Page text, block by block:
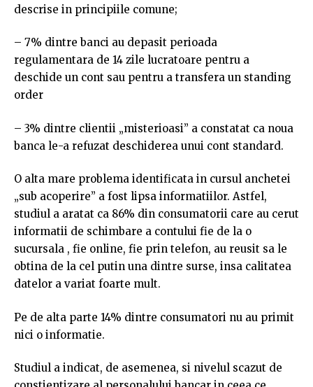
descrise in principiile comune;
– 7% dintre banci au depasit perioada
regulamentara de 14 zile lucratoare pentru a
deschide un cont sau pentru a transfera un standing
order
– 3% dintre clientii „misterioasi” a constatat ca noua
banca le-a refuzat deschiderea unui cont standard.
O alta mare problema identificata in cursul anchetei
„sub acoperire” a fost lipsa informatiilor. Astfel,
studiul a aratat ca 86% din consumatorii care au cerut
informatii de schimbare a contului fie de la o
sucursala , fie online, fie prin telefon, au reusit sa le
obtina de la cel putin una dintre surse, insa calitatea
datelor a variat foarte mult.
Pe de alta parte 14% dintre consumatori nu au primit
nici o informatie.
Studiul a indicat, de asemenea, si nivelul scazut de